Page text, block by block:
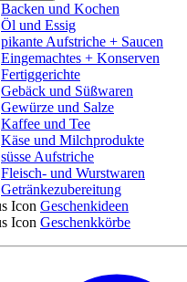
Backen und Kochen
Öl und Essig
pikante Aufstriche + Saucen
Eingemachtes + Konserven
Fertiggerichte
Gebäck und Süßwaren
Gewürze und Salze
Kaffee und Tee
Käse und Milchprodukte
süsse Aufstriche
Fleisch- und Wurstwaren
Getränkezubereitung
Geschenkideen
Geschenkkörbe